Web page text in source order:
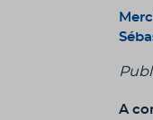
A